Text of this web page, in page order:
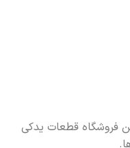
فروشگاه قطعات یدکی